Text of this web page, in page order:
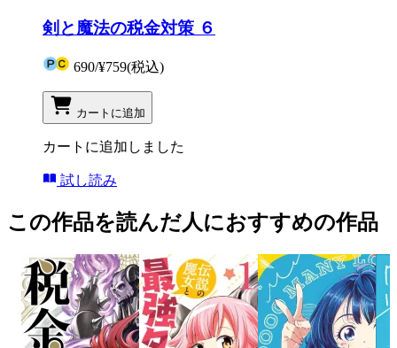
剣と魔法の税金対策 ６
690/¥759(税込)
カートに追加
カートに追加しました
試し読み
この作品を読んだ人におすすめの作品